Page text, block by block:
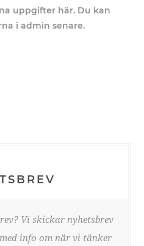
uppgifter här. Du kan
i admin senare.
Vi skickar nyhetsbrev
info om när vi tänker